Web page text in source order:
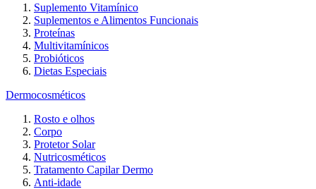
Suplemento Vitamínico
Suplementos e Alimentos Funcionais
Proteínas
Multivitamínicos
Probióticos
Dietas Especiais
Dermocosméticos
Rosto e olhos
Corpo
Protetor Solar
Nutricosméticos
Tratamento Capilar Dermo
Anti-idade